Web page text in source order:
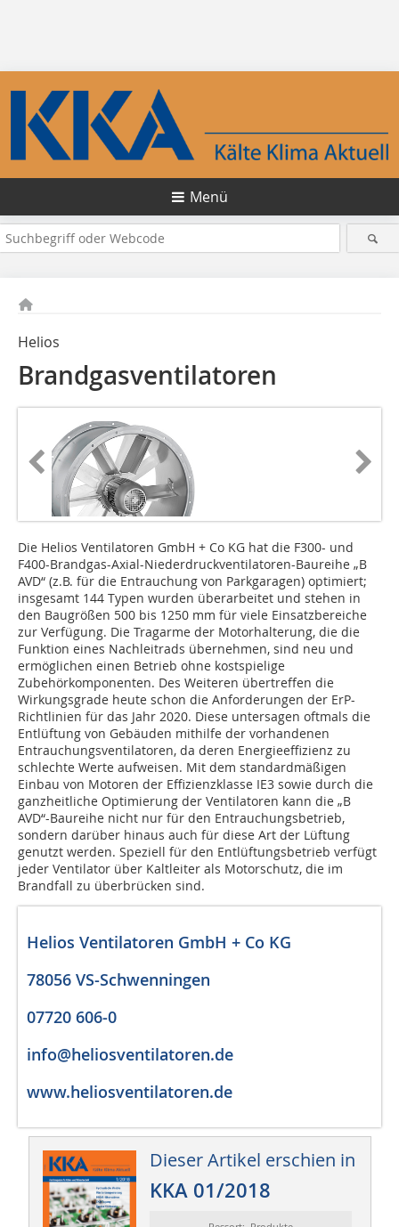
Menü
Helios
Brandgasventilatoren
Die Helios Ventilatoren GmbH + Co KG hat die F300- und
F400-Brandgas-Axial-Niederdruckventilatoren-Baureihe „B
AVD“ (z.B. für die Entrauchung von Parkgaragen) optimiert;
insgesamt 144 Typen wurden überarbeitet und stehen in
den Baugrößen 500 bis 1250 mm für viele Einsatzbereiche
zur Verfügung. Die Tragarme der Motorhalterung, die die
Funktion eines Nachleitrads übernehmen, sind neu und
ermöglichen einen Betrieb ohne kostspielige
Zubehörkomponenten. Des Weiteren übertreffen die
Wirkungsgrade heute schon die Anforderungen der ErP-
Richtlinien für das Jahr 2020. Diese untersagen oftmals die
Entlüftung von Gebäuden mithilfe der vorhandenen
Entrauchungsventilatoren, da deren Energieeffizienz zu
schlechte Werte aufweisen. Mit dem standardmäßigen
Einbau von Motoren der Effizienzklasse IE3 sowie durch die
ganzheitliche Optimierung der Ventilatoren kann die „B
AVD“-Baureihe nicht nur für den Entrauchungsbetrieb,
sondern darüber hinaus auch für diese Art der Lüftung
genutzt werden. Speziell für den Entlüftungsbetrieb verfügt
jeder Ventilator über Kaltleiter als Motorschutz, die im
Brandfall zu überbrücken sind.
Helios Ventilatoren GmbH + Co KG
78056 VS-Schwenningen
07720 606-0
info@heliosventilatoren.de
www.heliosventilatoren.de
Dieser Artikel erschien in
KKA 01/2018